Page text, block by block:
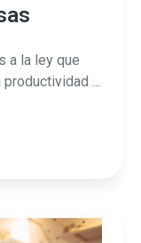
a la ley que
...